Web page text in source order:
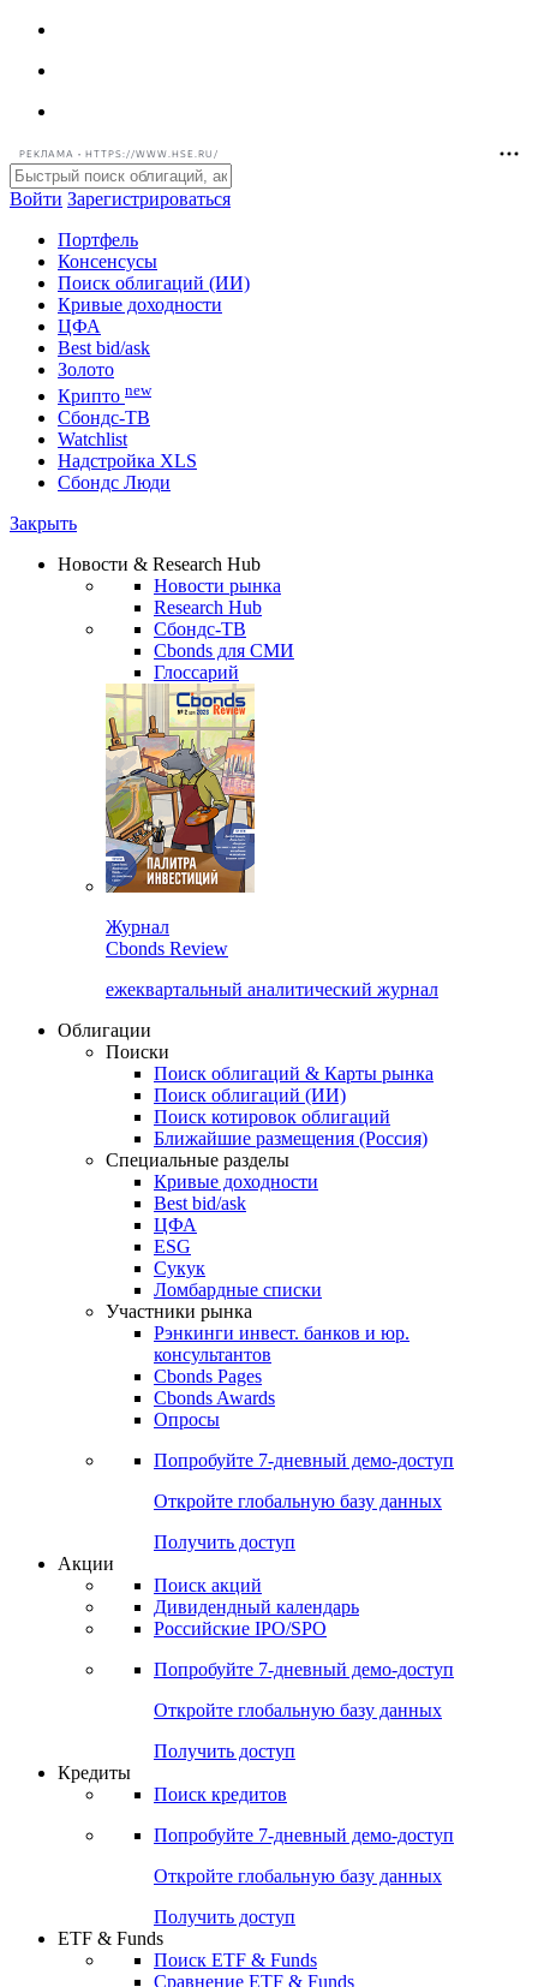
РЕКЛАМА • HTTPS://WWW.HSE.RU/
Войти Зарегистрироваться
Портфель
Консенсусы
Поиск облигаций (ИИ)
Кривые доходности
ЦФА
Best bid/ask
Золото
Крипто new
Watchlist
Сбондс Люди
Новости & Research Hub
Новости рынка
Research Hub
Сбондс-ТВ
Cbonds для СМИ
Глоссарий
Cbonds Review
ежеквартальный аналитический журнал
Облигации
Поиски
Поиск облигаций & Карты рынка
Поиск облигаций (ИИ)
Поиск котировок облигаций
Ближайшие размещения (Россия)
Специальные разделы
Кривые доходности
Best bid/ask
ЦФА
ESG
Сукук
Ломбардные списки
Участники рынка
Рэнкинги инвест. банков и юр.
Cbonds Pages
Опросы
Попробуйте7-дневный
Откройте глобальную базу данных
Получить доступ
Поиск акций
Российские IPO/SPO
Попробуйте7-дневный
Откройте глобальную базу данных
Получить доступ
Поиск кредитов
Попробуйте7-дневный
Откройте глобальную базу данных